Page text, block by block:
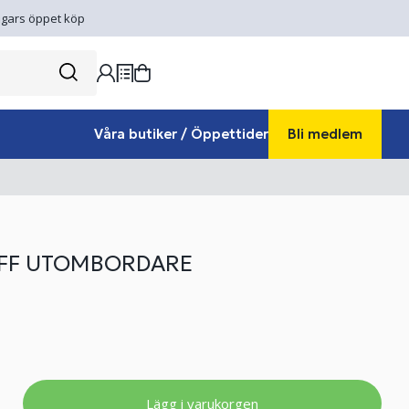
öppet köp
Våra butiker / Öppettider Bli medlem
UTOMBORDARE
Lägg i varukorgen